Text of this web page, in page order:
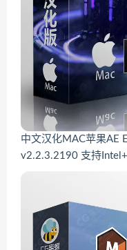
中文汉化MAC苹果AE
v2.2.3.2190 支持